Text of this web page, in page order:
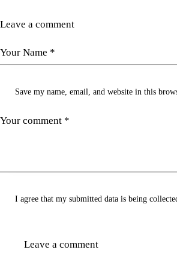
Leave a comment
Save my name, email, and website in this
I agree that my submitted data is being